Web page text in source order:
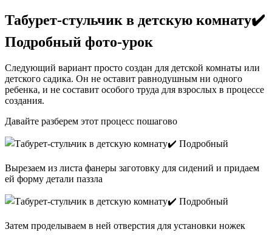
Табурет-стульчик в детскую комнату✔️
Подробный фото-урок
Следующий вариант просто создан для детской комнаты или
детского садика. Он не оставит равнодушным ни одного
ребенка, и не составит особого труда для взрослых в процессе
создания.
Давайте разберем этот процесс пошагово
Вырезаем из листа фанеры заготовку для сидений и придаем
ей форму детали паззла
Затем проделываем в ней отверстия для установки ножек